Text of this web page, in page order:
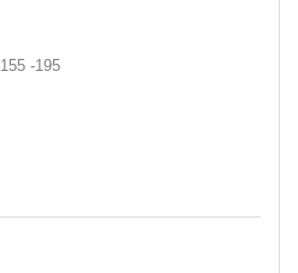
155 -195